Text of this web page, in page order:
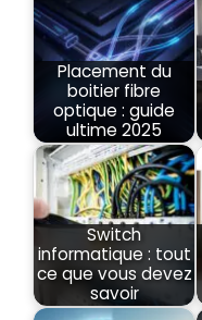
Placement du
boitier fibre
optique : guide
ultime 2025
Switch
informatique : tout
ce que vous devez
savoir